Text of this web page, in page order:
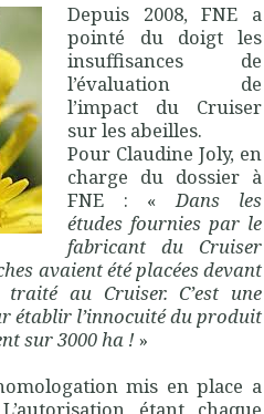
Depuis 2008, FNE a
pointé du doigt les
insuffisances de
l’évaluation de
l’impact du Cruiser
sur les abeilles.
Pour Claudine Joly, en
charge du dossier à
FNE : «Dans les
études fournies par le
fabricant du Cruiser
avaient été placées devant
au Cruiser. C’est une
établir l’innocuité du produit
sur 3000 ha !»
mis en place a